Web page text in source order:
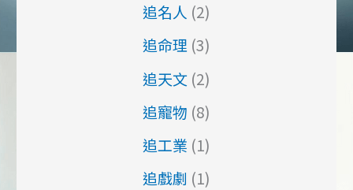
追名人 (2)
追命理 (3)
追天文 (2)
追寵物 (8)
追工業 (1)
追戲劇 (1)